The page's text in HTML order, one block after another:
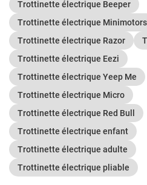
Trottinette électrique Beeper
Trottinette électrique Minimotors
Trottinette électrique Razor
Trottinette électrique Eezi
Trottinette électrique Yeep Me
Trottinette électrique Micro
Trottinette électrique Red Bull
Trottinette électrique enfant
Trottinette électrique adulte
Trottinette électrique pliable